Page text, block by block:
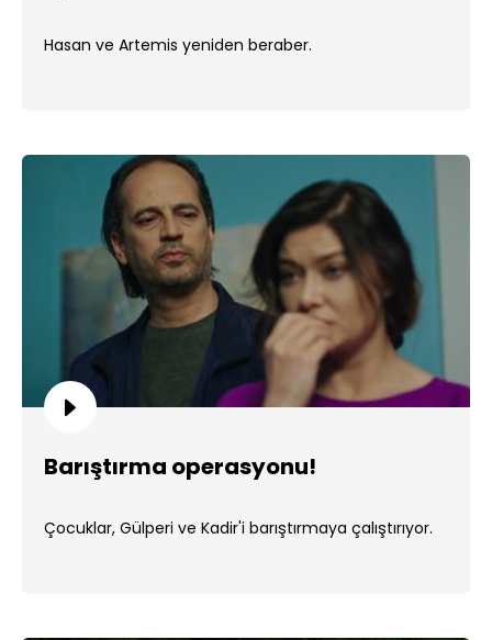
Hasan ve Artemis yeniden beraber.
Barıştırma operasyonu!
Çocuklar, Gülperi ve Kadir'i barıştırmaya çalıştırıyor.